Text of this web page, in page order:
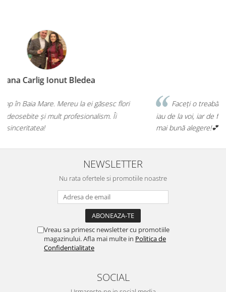
Faceți o treabă minunată! Orice buchet sau
iau de la voi, iar de fiecare dată mi-ați confirmat că am făcut
mai bună alegere!💕
NEWSLETTER
Nu rata ofertele si promotiile noastre
Vreau sa primesc newsletter cu promotiile
magazinului. Afla mai multe in Politica de
Confidentialitate
SOCIAL